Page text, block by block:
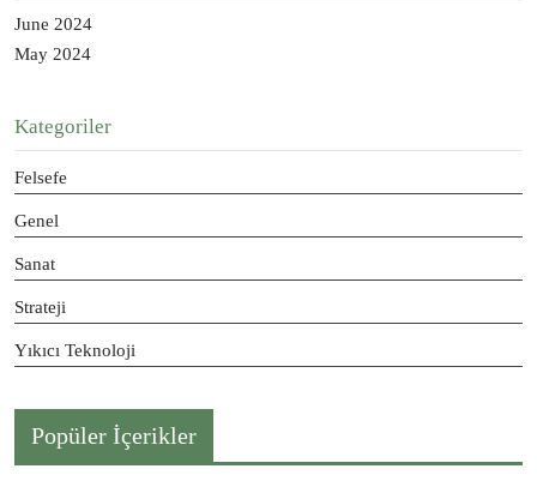
June 2024
May 2024
Kategoriler
Felsefe
Genel
Sanat
Strateji
Yıkıcı Teknoloji
Popüler İçerikler